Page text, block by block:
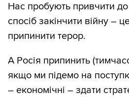
Нас пробують привчити
спосіб закінчити війну –
припинити терор.
А Росія припинить
якщо ми підемо на
– економічні – здати